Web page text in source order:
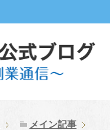
メイン記事